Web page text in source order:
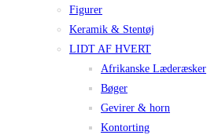
Figurer
Keramik & Stentøj
LIDT AF HVERT
Afrikanske Læderæsker
Bøger
Gevirer & horn
Kontorting